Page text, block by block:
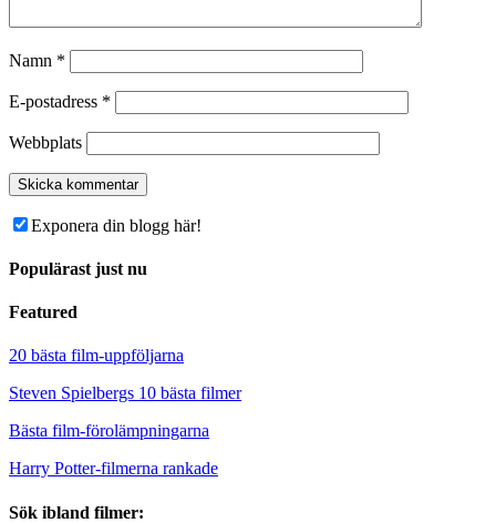
Namn *
E-postadress *
Webbplats
Exponera din blogg här!
Populärast just nu
Featured
20 bästa film-uppföljarna
Steven Spielbergs 10 bästa filmer
Bästa film-förolämpningarna
Harry Potter-filmerna rankade
Sök ibland filmer: